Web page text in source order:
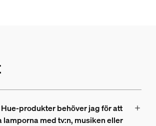
produkter behöver jag för att
lamporna med tv:n, musiken eller